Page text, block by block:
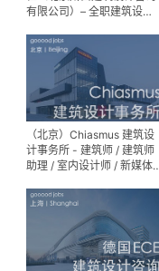
有限公司）– 全职建筑设计
（北京）Chiasmus 建筑设
计事务所 - 建筑师 / 建筑师
助理 / 室内设计师 / 新媒体